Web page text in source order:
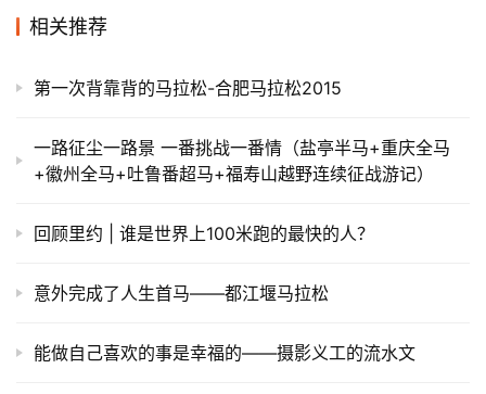
相关推荐
第一次背靠背的马拉松-合肥马拉松2015
一路征尘一路景 一番挑战一番情（盐亭半马+重庆全马
+徽州全马+吐鲁番超马+福寿山越野连续征战游记）
回顾里约 | 谁是世界上100米跑的最快的人？
意外完成了人生首马——都江堰马拉松
能做自己喜欢的事是幸福的——摄影义工的流水文